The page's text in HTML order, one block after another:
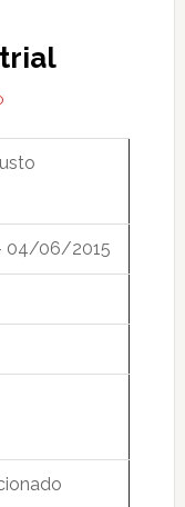
04/06/2015